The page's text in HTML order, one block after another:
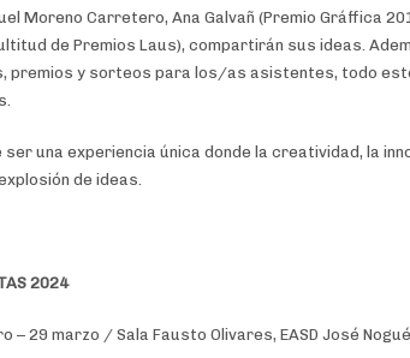
Moreno Carretero, Ana Galvañ (Premio Gráffica
de Premios Laus), compartirán sus ideas.
premios y sorteos para los/as asistentes, todo
una experiencia única donde la creatividad, la
de ideas.
2024
– 29 marzo / Sala Fausto Olivares, EASD José Nogué